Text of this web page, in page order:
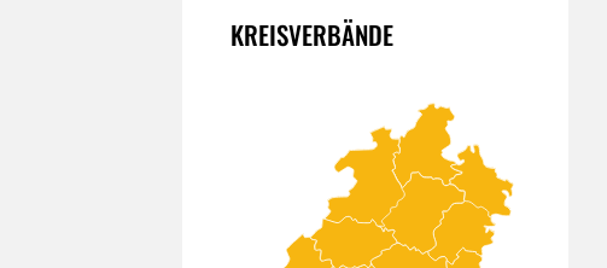
KREISVERBÄNDE